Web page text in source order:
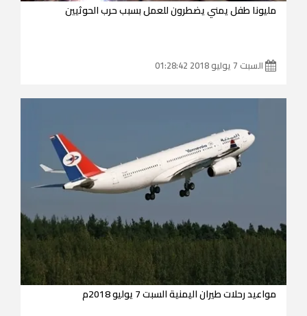
مليونا طفل يمني يضطرون للعمل بسبب حرب الحوثيين
السبت 7 يوليو 2018 01:28:42
مواعيد رحلات طيران اليمنية السبت 7 يوليو 2018م